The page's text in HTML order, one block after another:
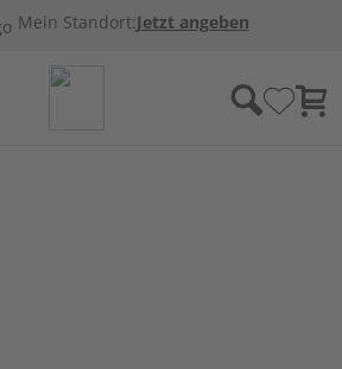
Mein Standort:Jetzt angeben